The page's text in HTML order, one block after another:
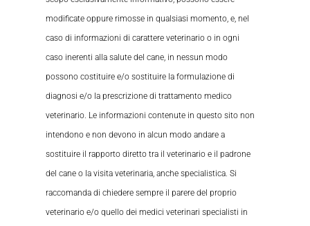
modificate oppure rimosse in qualsiasi momento, e, nel
caso di informazioni di carattere veterinario o in ogni
caso inerenti alla salute del cane, in nessun modo
possono costituire e/o sostituire la formulazione di
diagnosi e/o la prescrizione di trattamento medico
veterinario. Le informazioni contenute in questo sito non
intendono e non devono in alcun modo andare a
sostituire il rapporto diretto tra il veterinario e il padrone
del cane o la visita veterinaria, anche specialistica. Si
raccomanda di chiedere sempre il parere del proprio
veterinario e/o quello dei medici veterinari specialisti in